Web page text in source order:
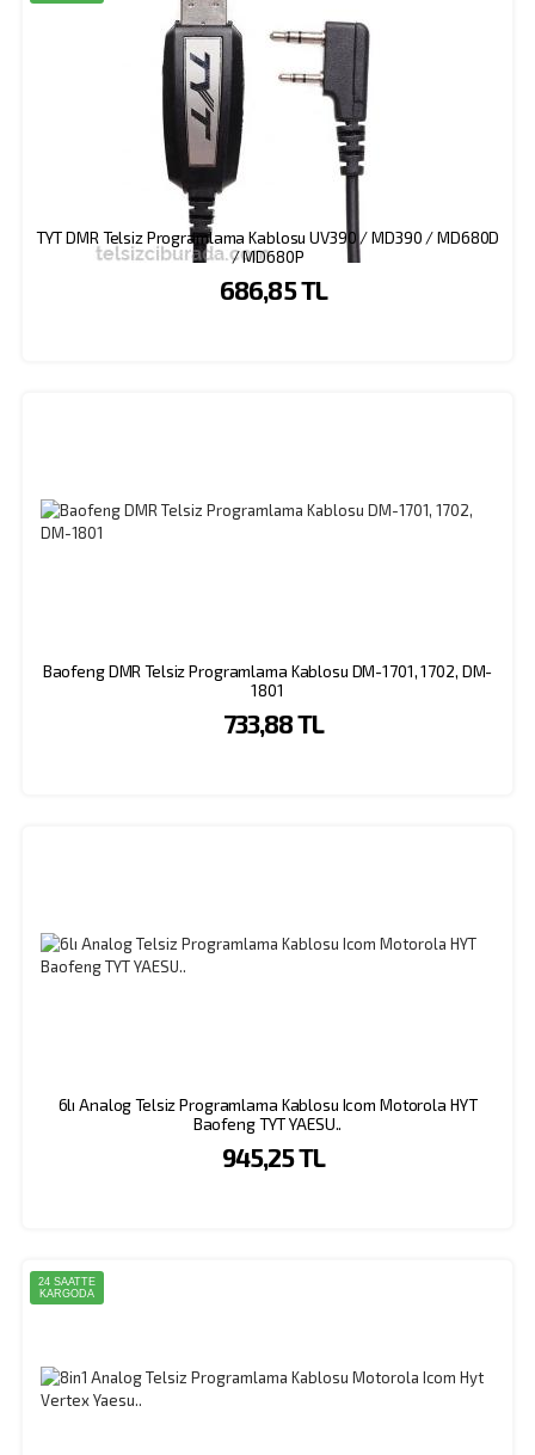
TYT DMR Telsiz Programlama Kablosu UV390 / MD390 / MD680D
/ MD680P
686,85 TL
Baofeng DMR Telsiz Programlama Kablosu DM-1701, 1702, DM-
1801
733,88 TL
6lı Analog Telsiz Programlama Kablosu Icom Motorola HYT
Baofeng TYT YAESU..
945,25 TL
24 SAATTE
KARGODA